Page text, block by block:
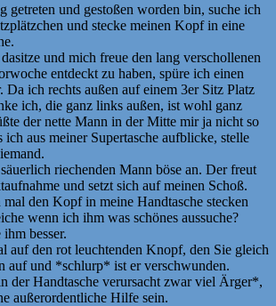
getreten und gestoßen worden bin, suche ich
und stecke meinen Kopf in eine
und mich freue den lang verschollenen
entdeckt zu haben, spüre ich einen
Da ich rechts außen auf einem 3er Sitz Platz
ich, die ganz links außen, ist wohl ganz
der nette Mann in der Mitte mir ja nicht so
ich aus meiner Supertasche aufblicke, stelle
riechenden Mann böse an. Der freut
und setzt sich auf meinen Schoß.
den Kopf in meine Handtasche stecken
wenn ich ihm was schönes aussuche?
besser.
auf den rot leuchtenden Knopf, den Sie gleich
auf und *schlurp* ist er verschwunden.
der Handtasche verursacht zwar viel Ärger*,
außerordentliche Hilfe sein.